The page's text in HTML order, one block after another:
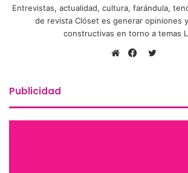
Entrevistas, actualidad, cultura, farándula,
de revista Clóset es generar opiniones
constructivas en torno a temas
Publicidad